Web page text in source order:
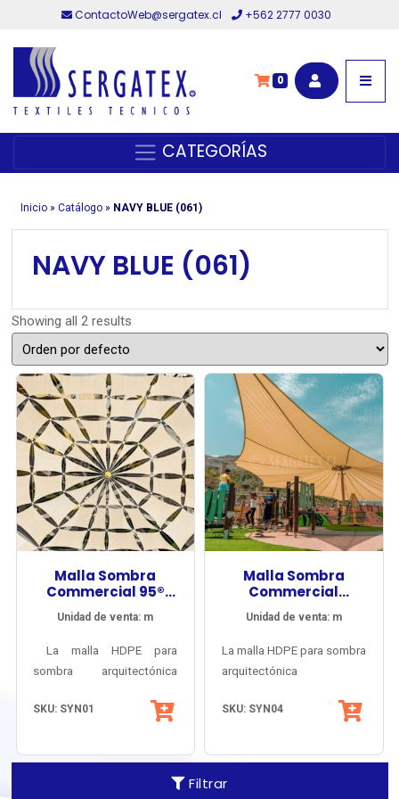
ContactoWeb@sergatex.cl +562 2777 0030
0
CATEGORÍAS
Inicio» Catálogo» NAVY BLUE (061)
Filtrar
NAVY BLUE (061)
Showing all 2 results
Malla Sombra
Commercial 95®
340
Unidad de venta: m
La malla HDPE para
sombra arquitectónica
internacional: la más
colores más amplia, la
mejor garantía y el más
largo historial trazable.
SKU: SYN01
Malla Sombra
Commercial
Heavy®
Unidad de venta: m
La malla HDPE para sombra
arquitectónica
combina una
(430 g/m2) con un
SKU: SYN04